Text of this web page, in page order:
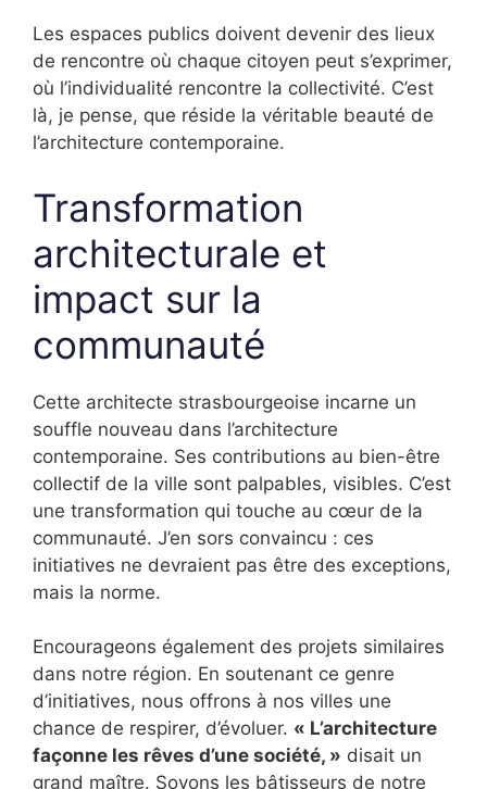
Les espaces publics doivent devenir des lieux
de rencontre où chaque citoyen peut s’exprimer,
où l’individualité rencontre la collectivité. C’est
là, je pense, que réside la véritable beauté de
l’architecture contemporaine.
Transformation
architecturale et
impact sur la
communauté
Cette architecte strasbourgeoise incarne un
souffle nouveau dans l’architecture
contemporaine. Ses contributions au bien-être
collectif de la ville sont palpables, visibles. C’est
une transformation qui touche au cœur de la
communauté. J’en sors convaincu : ces
initiatives ne devraient pas être des exceptions,
mais la norme.
Encourageons également des projets similaires
dans notre région. En soutenant ce genre
d’initiatives, nous offrons à nos villes une
chance de respirer, d’évoluer. « L’architecture
façonne les rêves d’une société, » disait un
grand maître. Soyons les bâtisseurs de notre